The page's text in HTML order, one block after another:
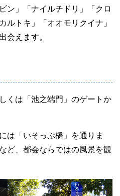
ン」「ナイルチドリ」「クロ
ルトキ」「オオモリクイナ」
会えます。
くは「池之端門」のゲートか
は「いそっぷ橋」を通りま
ど、都会ならではの風景を観